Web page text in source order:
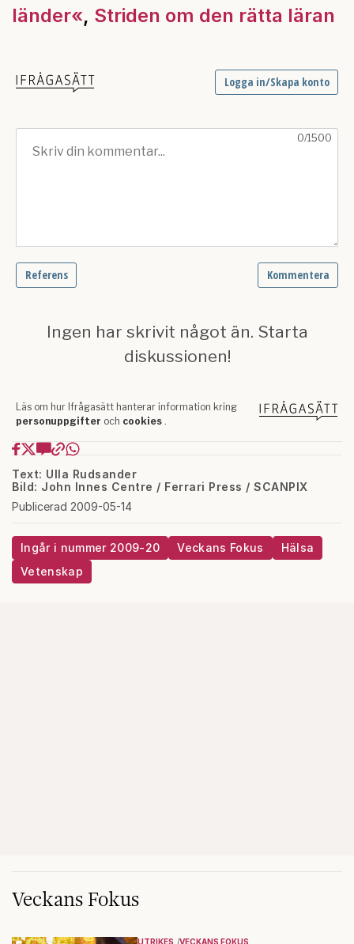
länder«, Striden om den rätta läran
Text: Ulla Rudsander
Bild: John Innes Centre / Ferrari Press / SCANPIX
Publicerad 2009-05-14
Ingår i nummer 2009-20 Veckans Fokus
Hälsa
Vetenskap
Veckans Fokus
UTRIKES VECKANS FOKUS